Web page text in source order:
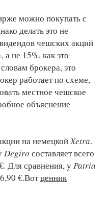
можно покупать с
делать это не
чешских акций
а не 15%, как это
брокера, это
работает по схеме,
местное чешское
объяснение
на немецкойXetra.
Degiro составляет всего
Для сравнения, уPatria
€.Вотценник